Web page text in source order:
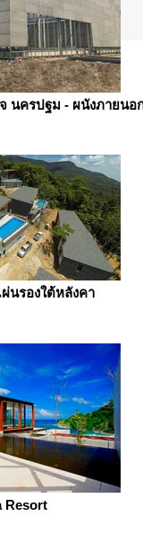
นครปฐม - ผนังภายนอ
นรองใต้หลังคา
Resort